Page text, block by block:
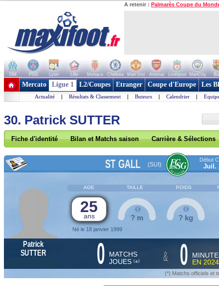
A retenir : Palmarès Coupe du
OM PSG Lyon Lille Monaco Chelsea Man Utd Arsenal Liverpool ManCity
+ de clubs
Mercato Ligue 1 L2/Coupes Etranger Coupe d'Europe Les
Actualité | Résultats & Classement | Buteurs | Calendrier |
30. Patrick SUTTER
Fiche d'identité Bilan et Matchs saison Carrière & Sélections
ST GALL (SUI)
Début
Juil.
AGE TAILLE POIDS
25
ans
Né le 18 janvier 1999
? m ? kg
Patrick
SUTTER
0 MATCHS
JOUES (*) & 0
EN
(*) Matchs officiels et